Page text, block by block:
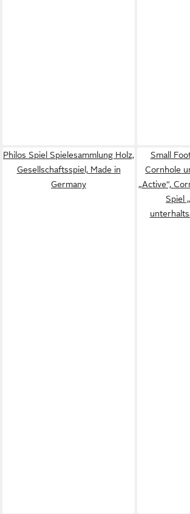
Philos Spiel Spielesammlung Holz,
Gesellschaftsspiel, Made in
Germany
Small
Cornhole
„Active“,
Spiel